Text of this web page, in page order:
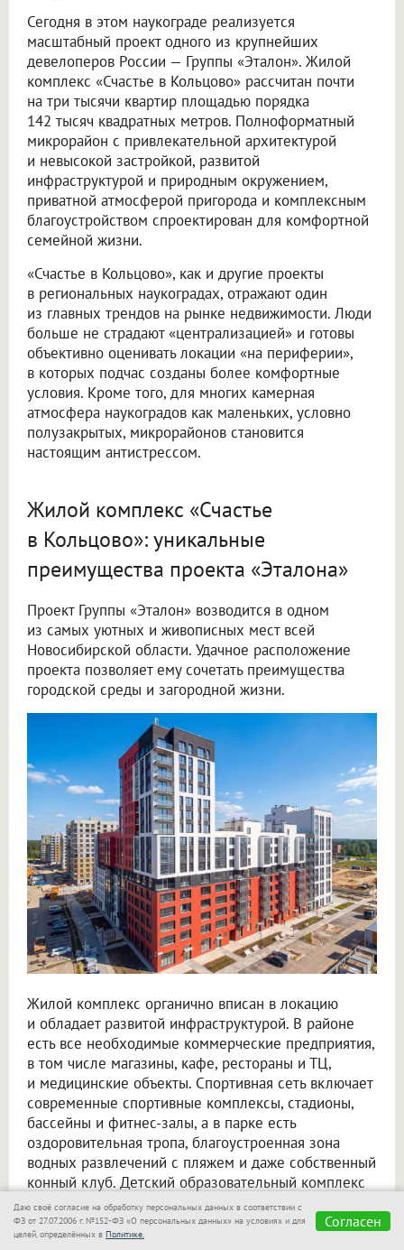
Сегодня в этом наукограде реализуется
масштабный проект одного из крупнейших
девелоперов России — Группы «Эталон». Жилой
комплекс «Счастье в Кольцово» рассчитан почти
на три тысячи квартир площадью порядка
142 тысяч квадратных метров. Полноформатный
микрорайон с привлекательной архитектурой
и невысокой застройкой, развитой
инфраструктурой и природным окружением,
приватной атмосферой пригорода и комплексным
благоустройством спроектирован для комфортной
семейной жизни.
«Счастье в Кольцово», как и другие проекты
в региональных наукоградах, отражают один
из главных трендов на рынке недвижимости. Люди
больше не страдают «централизацией» и готовы
объективно оценивать локации «на периферии»,
в которых подчас созданы более комфортные
условия. Кроме того, для многих камерная
атмосфера наукоградов как маленьких, условно
полузакрытых, микрорайонов становится
настоящим антистрессом.
Жилой комплекс «Счастье
в Кольцово»: уникальные
преимущества проекта «Эталона»
Проект Группы «Эталон» возводится в одном
из самых уютных и живописных мест всей
Новосибирской области. Удачное расположение
проекта позволяет ему сочетать преимущества
городской среды и загородной жизни.
Жилой комплекс органично вписан в локацию
и обладает развитой инфраструктурой. В районе
есть все необходимые коммерческие предприятия,
в том числе магазины, кафе, рестораны и ТЦ,
и медицинские объекты. Спортивная сеть включает
современные спортивные комплексы, стадионы,
бассейны и фитнес-залы, а в парке есть
оздоровительная тропа, благоустроенная зона
водных развлечений с пляжем и даже собственный
конный клуб. Детский образовательный комплекс
сформирован из новых школ и детских садов.
Инфраструктура для жизни соседствует
Даю своё согласие на обработку персональных данных в соответствии с
ФЗ от 27.07.2006 г. №152-ФЗ «О персональных данных» на условиях и для
целей, определённых в Политике.
Согласен